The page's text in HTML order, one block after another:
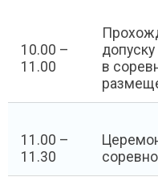
10.00 –
11.00
в
11.00 –
11.30